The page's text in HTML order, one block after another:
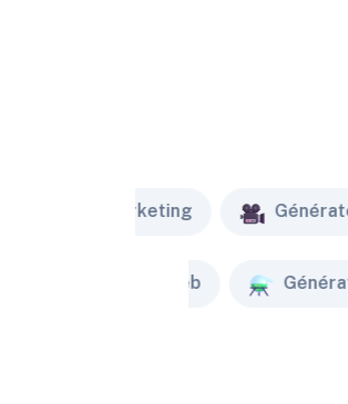
Marketing
Créateur de site web